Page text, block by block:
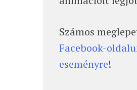
Számos
Facebook-
eseményre!